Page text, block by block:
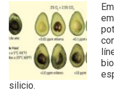
silicio.